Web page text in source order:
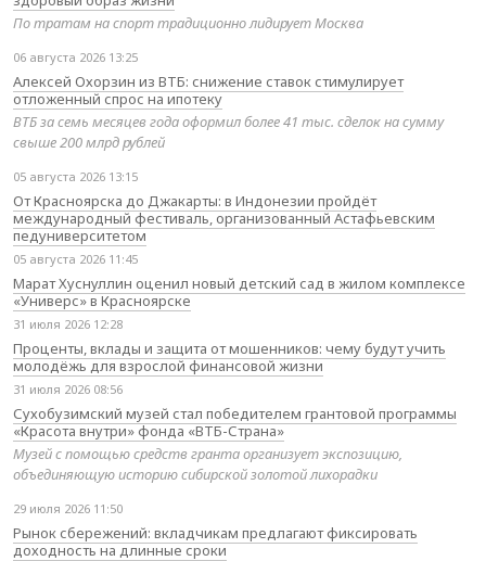
По тратам на спорт традиционно лидирует Москва
06 августа 2026 13:25
Алексей Охорзин из ВТБ: снижение ставок стимулирует
отложенный спрос на ипотеку
ВТБ за семь месяцев года оформил более 41 тыс. сделок на сумму
свыше 200 млрд рублей
05 августа 2026 13:15
От Красноярска до Джакарты: в Индонезии пройдёт
международный фестиваль, организованный Астафьевским
педуниверситетом
05 августа 2026 11:45
Марат Хуснуллин оценил новый детский сад в жилом комплексе
«Универс» в Красноярске
31 июля 2026 12:28
Проценты, вклады и защита от мошенников: чему будут учить
молодёжь для взрослой финансовой жизни
31 июля 2026 08:56
Сухобузимский музей стал победителем грантовой программы
«Красота внутри» фонда «ВТБ-Страна»
Музей с помощью средств гранта организует экспозицию,
объединяющую историю сибирской золотой лихорадки
29 июля 2026 11:50
Рынок сбережений: вкладчикам предлагают фиксировать
доходность на длинные сроки